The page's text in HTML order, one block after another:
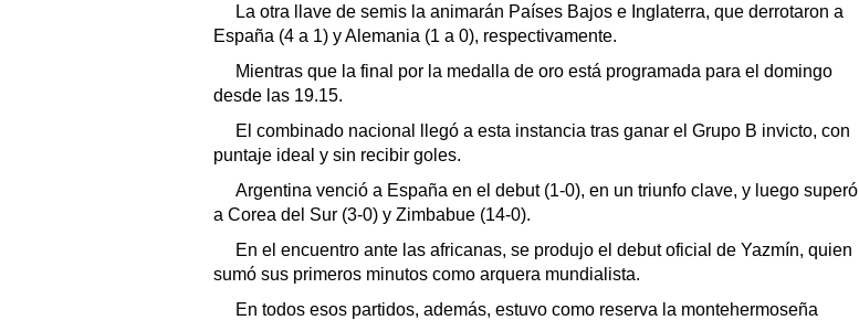
La otra llave de semis la animarán Países Bajos e Inglaterra, que derrotaron a
España (4 a 1) y Alemania (1 a 0), respectivamente.
Mientras que la final por la medalla de oro está programada para el domingo
desde las 19.15.
El combinado nacional llegó a esta instancia tras ganar el Grupo B invicto, con
puntaje ideal y sin recibir goles.
Argentina venció a España en el debut (1-0), en un triunfo clave, y luego superó
a Corea del Sur (3-0) y Zimbabue (14-0).
En el encuentro ante las africanas, se produjo el debut oficial de Yazmín, quien
sumó sus primeros minutos como arquera mundialista.
En todos esos partidos, además, estuvo como reserva la montehermoseña